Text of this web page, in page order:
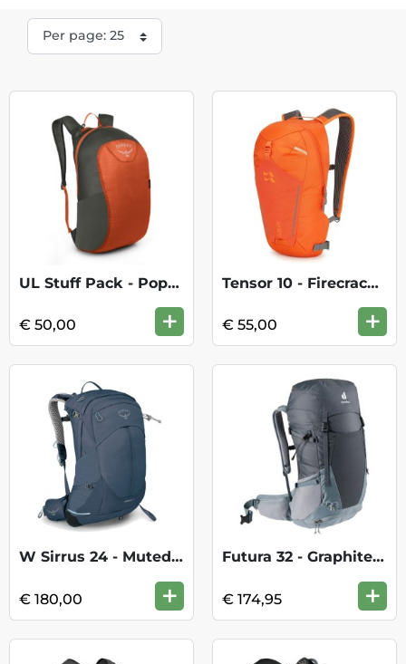
UL Stuff Pack - Poppy Orange
€ 50,00 +
Tensor 10 - Firecracker
€ 55,00 +
W Sirrus 24 - Muted Space Blue
€ 180,00 +
Futura 32 - Graphite Shale
€ 174,95 +